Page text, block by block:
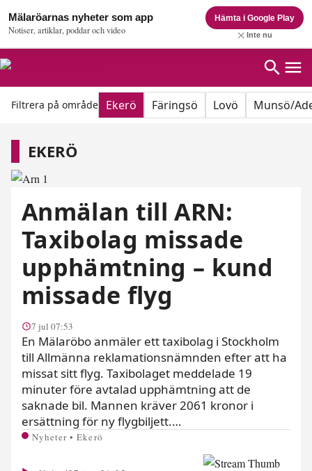
Mälaröarnas nyheter som app
Notiser, artiklar, poddar och video
Hämta i Google Play
Inte nu
Filtrera på område Ekerö Färingsö Lovö Munsö/
Ekerö
EKERÖ
Anmälan till ARN:
Taxibolag missade
upphämtning – kund
missade flyg
7 jul 07:53
En Mälaröbo anmäler ett taxibolag i Stockholm
till Allmänna reklamationsnämnden efter att ha
missat sitt flyg. Taxibolaget meddelade 19
minuter före avtalad upphämtning att de
saknade bil. Mannen kräver 2061 kronor i
ersättning för ny flygbiljett.…
Nyheter • Ekerö